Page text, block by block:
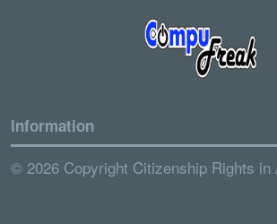
Information
© 2026 Copyright Citizenship Rights in